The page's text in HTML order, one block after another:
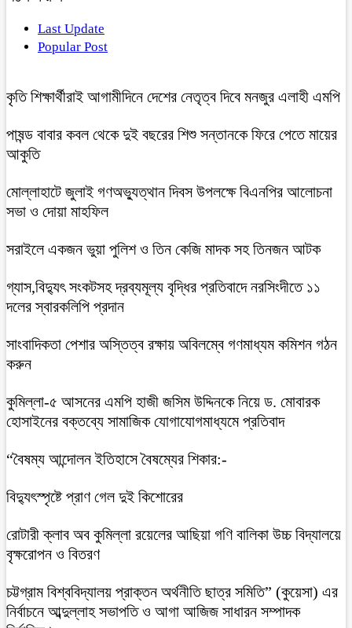
Last Update
Popular Post
কৃতি শিক্ষার্থীরাই আগামীদিনে দেশের নেতৃত্ব দিবে মনজুর এলাহী এমপি
পাষন্ড বাবার কবল থেকে দুই বছরের শিশু সন্তানকে ফিরে পেতে মায়ের
আকুতি
মোল্লাহাটে জুলাই গণঅভ্যুত্থান দিবস উপলক্ষে বিএনপির আলোচনা
সভা ও দোয়া মাহফিল
সরাইলে একজন ভুয়া পুলিশ ও তিন কেজি মাদক সহ তিনজন আটক
গ্যাস,বিদ্যুৎ সংকটসহ দ্রব্যমূল্য বৃদ্ধির প্রতিবাদে নরসিংদীতে ১১
দলের স্বারকলিপি প্রদান
সাংবাদিকতা পেশার অস্তিত্ব রক্ষায় অবিলম্বে গণমাধ্যম কমিশন গঠন
করুন
কুমিল্লা-৫ আসনের এমপি হাজী জসিম উদ্দিনকে নিয়ে ড. মোবারক
হোসাইনের বক্তব্যে সামাজিক যোগাযোগমাধ্যমে প্রতিবাদ
“বৈষম্য আন্দোলন ইতিহাসে বৈষম্যের শিকার:-
বিদ্যুৎস্পৃষ্টে প্রাণ গেল দুই কিশোরের
রোটারী ক্লাব অব কুমিল্লা রয়েলের আছিয়া গণি বালিকা উচ্চ বিদ্যালয়ে
বৃক্ষরোপন ও বিতরণ
চট্টগ্রাম বিশ্ববিদ্যালয় প্রাক্তন অর্থনীতি ছাত্র সমিতি” (কুয়েসা) এর
নির্বাচনে আব্দুল্লাহ সভাপতি ও আগা আজিজ সাধারন সম্পাদক